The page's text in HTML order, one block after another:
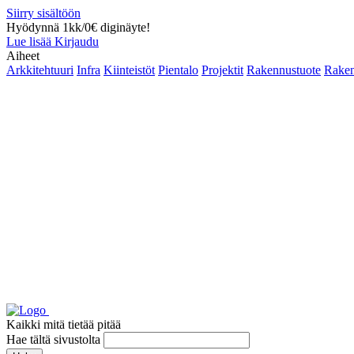
Siirry sisältöön
Hyödynnä 1kk/0€ diginäyte!
Lue lisää Kirjaudu
Aiheet
Arkkitehtuuri Infra Kiinteistöt Pientalo Projektit Rakennustuote
Kaikki mitä tietää pitää
Hae tältä sivustolta